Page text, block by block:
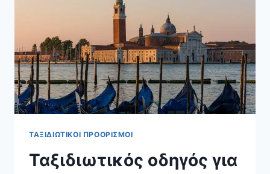
ΤΑΞΙΔΙΩΤΙΚΟΊ ΠΡΟΟΡΙΣΜΟΊ
Ταξιδιωτικός οδηγός για